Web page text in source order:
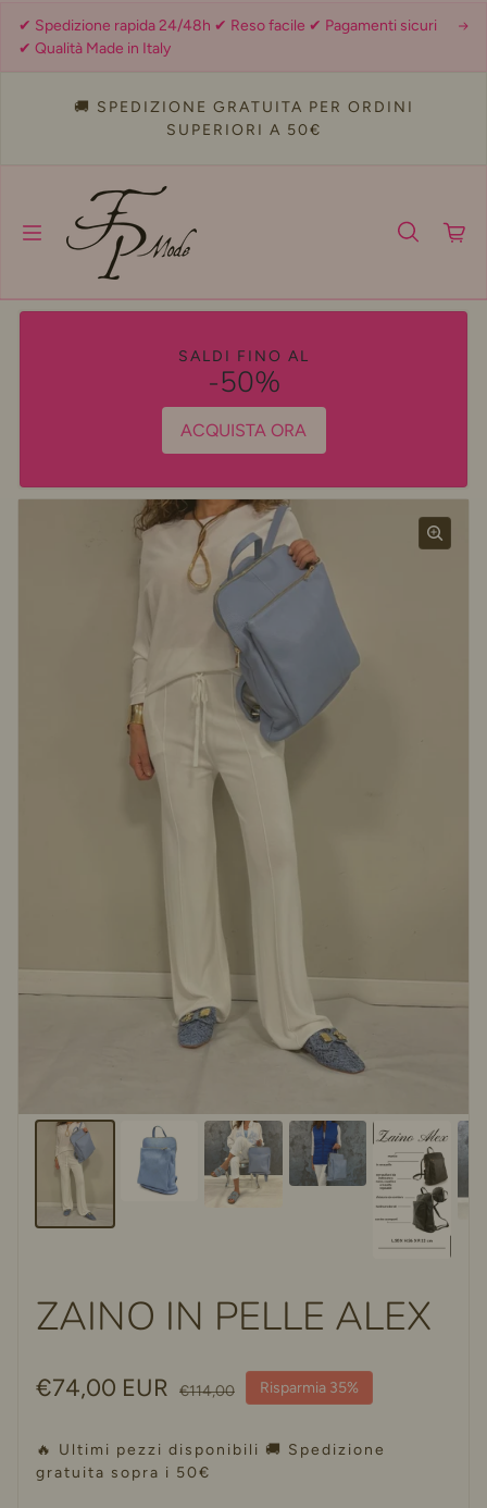
✔ Spedizione rapida 24/48h ✔ Reso facile ✔ Pagamenti sicuri
✔ Qualità Made in Italy
🚚 SPEDIZIONE GRATUITA PER ORDINI
SUPERIORI A 50€
SALDI FINO AL
-50%
ACQUISTA ORA
ZAINO IN PELLE ALEX
Prezzo di vendita
€74,00 EUR
Prezzo regolare€114,00 Risparmia 35%
🔥 Ultimi pezzi disponibili 🚚 Spedizione
gratuita sopra i 50€